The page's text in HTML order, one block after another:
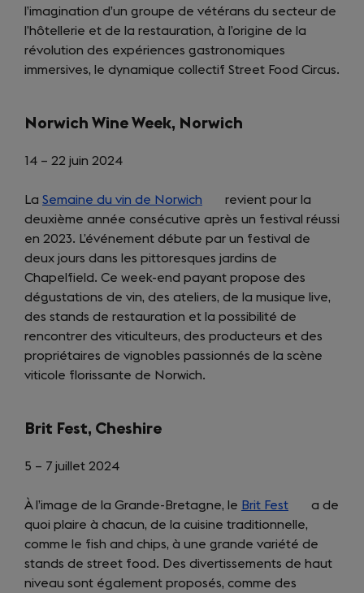
l’imagination d’un groupe de vétérans du secteur de
l’hôtellerie et de la restauration, à l’origine de la
révolution des expériences gastronomiques
immersives, le dynamique collectif Street Food Circus.
Norwich Wine Week, Norwich
14 – 22 juin 2024
La Semaine du vin de Norwich (opens
in
a
new
tab)
revient pour la
deuxième année consécutive après un festival réussi
en 2023. L’événement débute par un festival de
deux jours dans les pittoresques jardins de
Chapelfield. Ce week-end payant propose des
dégustations de vin, des ateliers, de la musique live,
des stands de restauration et la possibilité de
rencontrer des viticulteurs, des producteurs et des
propriétaires de vignobles passionnés de la scène
viticole florissante de Norwich.
Brit Fest, Cheshire
5 – 7 juillet 2024
À l’image de la Grande-Bretagne, le Brit Fest (opens
in
a
new
tab)
a de
quoi plaire à chacun, de la cuisine traditionnelle,
comme le fish and chips, à une grande variété de
stands de street food. Des divertissements de haut
niveau sont également proposés, comme des